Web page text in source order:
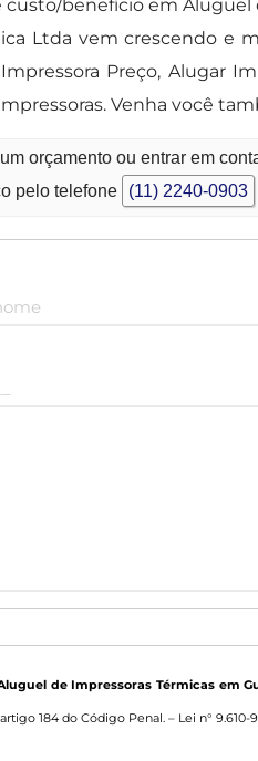
custo/benefício em Aluguel
Ltda vem crescendo e
Preço, Alugar
Venha você
orçamento ou entrar em
pelo telefone
(11) 2240-0903
de Impressoras Térmicas em
184 do Código Penal. – Lei n°